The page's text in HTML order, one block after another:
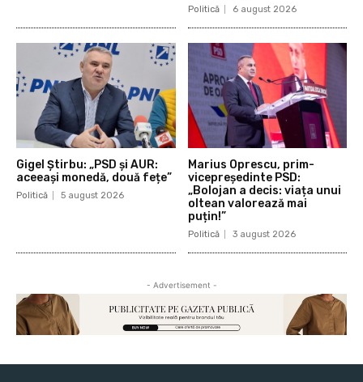
Politică 6 august 2026
Gigel Știrbu: „PSD și AUR:
aceeași monedă, două fețe”
Politică 5 august 2026
Marius Oprescu, prim-
vicepreședinte PSD:
„Bolojan a decis: viața unui
oltean valorează mai
puțin!”
Politică 3 august 2026
- Advertisement -